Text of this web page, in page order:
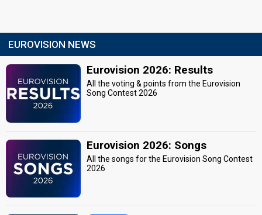
EUROVISION NEWS
Eurovision 2026: Results
All the voting & points from the Eurovision
Song Contest 2026
Eurovision 2026: Songs
All the songs for the Eurovision Song Contest
2026